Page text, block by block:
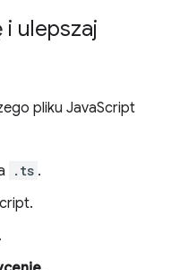
ulepszaj
pliku JavaScript
.ts .